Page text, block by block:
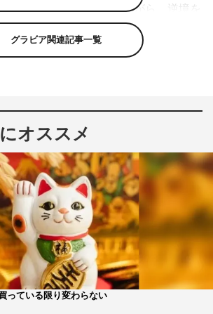
と「ふるさと」を描きながら、逆境を
孫”と“祖父”のコミカルでハートフルな
をリードするものづくり中枢としての
らす大学4年生の大津あかり（平）。
もらった内定の報告をするため実家があ
郷するが、実家に着いた途端まさかの
報が届く。
ように「祖母の認知症」「突然のプロ
していなかった出来事が相次ぐこと
いかない就職活動、祖父・祖母との交
人生で本当に大切なことに気づいてい
グラビア関連記事一覧
オススメ
っている限り変わらない